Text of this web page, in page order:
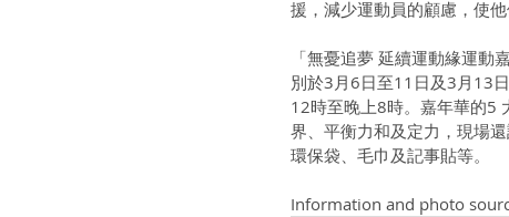
援，減少運動員的顧慮，使
「無憂追夢 延續運動緣運
別於3月6日至11日及3月13
12時至晚上8時。嘉年華的5
界、平衡力和及定力，現場
環保袋、毛巾及記事貼等。
Information and photo